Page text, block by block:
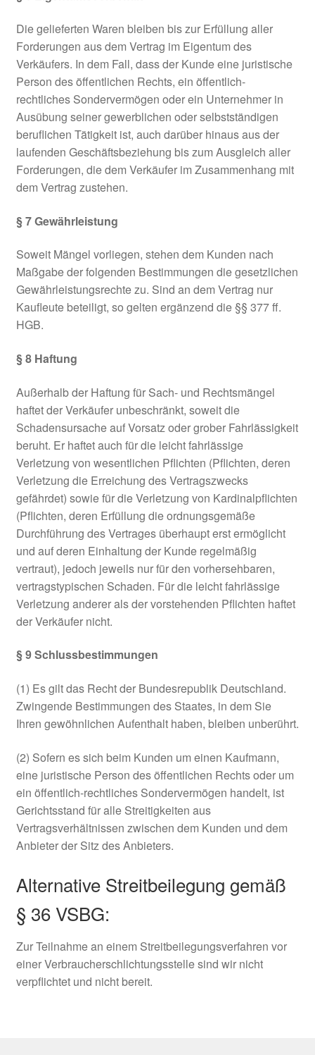
Die gelieferten Waren bleiben bis zur Erfüllung aller
Forderungen aus dem Vertrag im Eigentum des
Verkäufers. In dem Fall, dass der Kunde eine juristische
Person des öffentlichen Rechts, ein öffentlich-
rechtliches Sondervermögen oder ein Unternehmer in
Ausübung seiner gewerblichen oder selbstständigen
beruflichen Tätigkeit ist, auch darüber hinaus aus der
laufenden Geschäftsbeziehung bis zum Ausgleich aller
Forderungen, die dem Verkäufer im Zusammenhang mit
dem Vertrag zustehen.
§ 7 Gewährleistung
Soweit Mängel vorliegen, stehen dem Kunden nach
Maßgabe der folgenden Bestimmungen die gesetzlichen
Gewährleistungsrechte zu. Sind an dem Vertrag nur
Kaufleute beteiligt, so gelten ergänzend die §§ 377 ff.
HGB.
§ 8 Haftung
Außerhalb der Haftung für Sach- und Rechtsmängel
haftet der Verkäufer unbeschränkt, soweit die
Schadensursache auf Vorsatz oder grober Fahrlässigkeit
beruht. Er haftet auch für die leicht fahrlässige
Verletzung von wesentlichen Pflichten (Pflichten, deren
Verletzung die Erreichung des Vertragszwecks
gefährdet) sowie für die Verletzung von Kardinalpflichten
(Pflichten, deren Erfüllung die ordnungsgemäße
Durchführung des Vertrages überhaupt erst ermöglicht
und auf deren Einhaltung der Kunde regelmäßig
vertraut), jedoch jeweils nur für den vorhersehbaren,
vertragstypischen Schaden. Für die leicht fahrlässige
Verletzung anderer als der vorstehenden Pflichten haftet
der Verkäufer nicht.
§ 9 Schlussbestimmungen
(1) Es gilt das Recht der Bundesrepublik Deutschland.
Zwingende Bestimmungen des Staates, in dem Sie
Ihren gewöhnlichen Aufenthalt haben, bleiben unberührt.
(2) Sofern es sich beim Kunden um einen Kaufmann,
eine juristische Person des öffentlichen Rechts oder um
ein öffentlich-rechtliches Sondervermögen handelt, ist
Gerichtsstand für alle Streitigkeiten aus
Vertragsverhältnissen zwischen dem Kunden und dem
Anbieter der Sitz des Anbieters.
Alternative Streitbeilegung gemäß
§ 36 VSBG:
Zur Teilnahme an einem Streitbeilegungsverfahren vor
einer Verbraucherschlichtungsstelle sind wir nicht
verpflichtet und nicht bereit.